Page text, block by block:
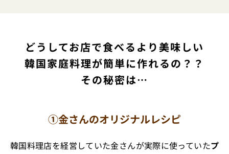
どうしてお店で食べるより美味しい
韓国家庭料理が簡単に作れるの？？
その秘密は…
①金さんのオリジナルレシピ
韓国料理店を経営していた金さんが実際に使っていたプ